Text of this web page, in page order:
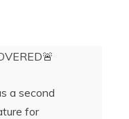
a second
for